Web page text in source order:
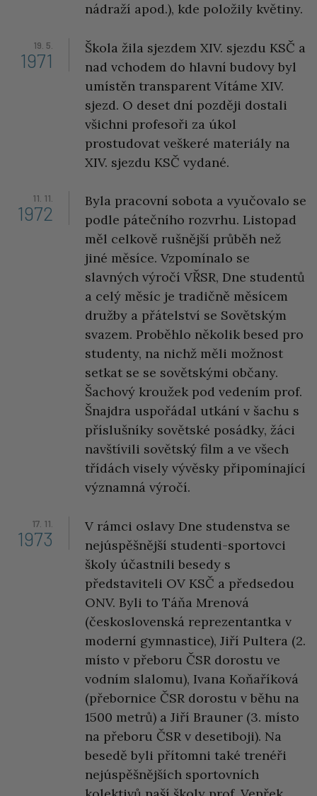
nádraží apod.), kde položily květiny.
19. 5.
1971
Škola žila sjezdem XIV. sjezdu KSČ a
nad vchodem do hlavní budovy byl
umístěn transparent Vítáme XIV.
sjezd. O deset dní později dostali
všichni profesoři za úkol
prostudovat veškeré materiály na
XIV. sjezdu KSČ vydané.
11. 11.
1972
Byla pracovní sobota a vyučovalo se
podle pátečního rozvrhu. Listopad
měl celkově rušnější průběh než
jiné měsíce. Vzpomínalo se
slavných výročí VŘSR, Dne studentů
a celý měsíc je tradičně měsícem
družby a přátelství se Sovětským
svazem. Proběhlo několik besed pro
studenty, na nichž měli možnost
setkat se se sovětskými občany.
Šachový kroužek pod vedením prof.
Šnajdra uspořádal utkání v šachu s
příslušníky sovětské posádky, žáci
navštívili sovětský film a ve všech
třídách visely vývěsky připomínající
významná výročí.
17. 11.
1973
V rámci oslavy Dne studenstva se
nejúspěšnější studenti-sportovci
školy účastnili besedy s
představiteli OV KSČ a předsedou
ONV. Byli to Táňa Mrenová
(československá reprezentantka v
moderní gymnastice), Jiří Pultera (2.
místo v přeboru ČSR dorostu ve
vodním slalomu), Ivana Koňaříková
(přebornice ČSR dorostu v běhu na
1500 metrů) a Jiří Brauner (3. místo
na přeboru ČSR v desetiboji). Na
besedě byli přítomni také trenéři
nejúspěšnějších sportovních